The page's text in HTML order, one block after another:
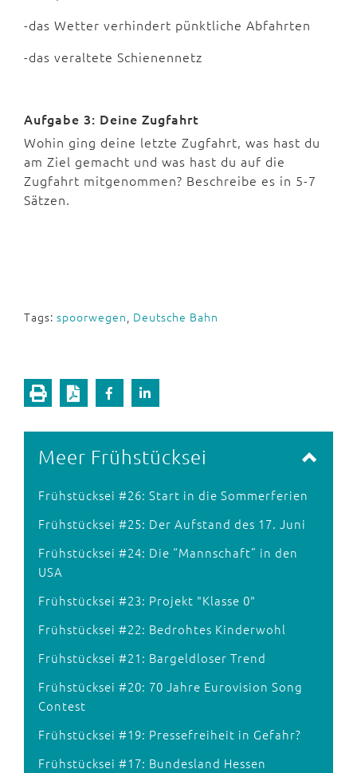
-das Wetter verhindert pünktliche Abfahrten
-das veraltete Schienennetz
Aufgabe 3: Deine Zugfahrt
Wohin ging deine letzte Zugfahrt, was hast du
am Ziel gemacht und was hast du auf die
Zugfahrt mitgenommen? Beschreibe es in 5-7
Sätzen.
Tags: spoorwegen, Deutsche Bahn
Meer Frühstücksei
Frühstücksei #26: Start in die Sommerferien
Frühstücksei #25: Der Aufstand des 17. Juni
Frühstücksei #24: Die “Mannschaft” in den
USA
Frühstücksei #23: Projekt "Klasse 0"
Frühstücksei #22: Bedrohtes Kinderwohl
Frühstücksei #21: Bargeldloser Trend
Frühstücksei #20: 70 Jahre Eurovision Song
Contest
Frühstücksei #19: Pressefreiheit in Gefahr?
Frühstücksei #17: Bundesland Hessen